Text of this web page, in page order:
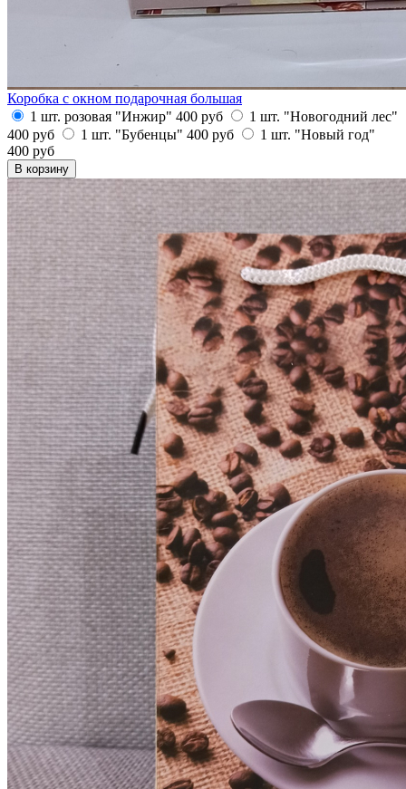
Коробка с окном подарочная большая
1 шт. розовая "Инжир" 400 руб
1 шт. "Новогодний лес"
400 руб 1 шт. "Бубенцы" 400 руб
1 шт. "Новый год"
400 руб